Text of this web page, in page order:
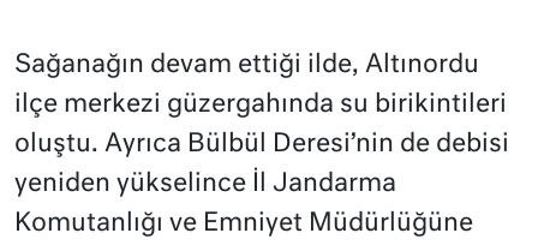
Sağanağın devam ettiği ilde, Altınordu
ilçe merkezi güzergahında su birikintileri
oluştu. Ayrıca Bülbül Deresi’nin de debisi
yeniden yükselince İl Jandarma
Komutanlığı ve Emniyet Müdürlüğüne